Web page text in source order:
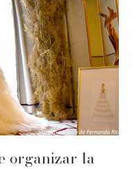
organizar la